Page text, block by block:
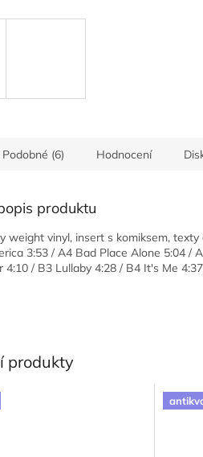
Podobné (6) Hodnocení
produktu
weight vinyl, insert s komiksem,
3:53 / A4 Bad Place Alone 5:04 /
4:10 / B3 Lullaby 4:28 / B4 It's Me
produkty